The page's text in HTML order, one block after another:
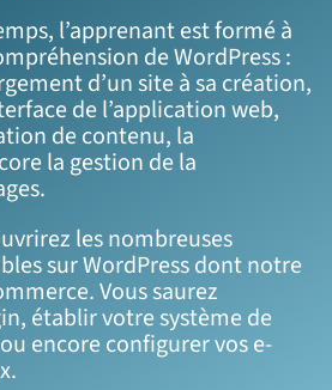
l’apprenant est formé à
de WordPress :
d’un site à sa création,
de l’application web,
de contenu, la
la gestion de la
les nombreuses
sur WordPress dont notre
Vous saurez
établir votre système de
encore configurer vos e-